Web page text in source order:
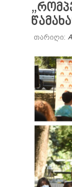
თარიღი: